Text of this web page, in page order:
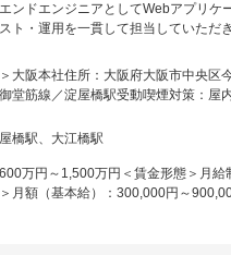
ガードレールの実装による、開発ス
ティ統制の実現
魅力】
らず、開発の生産性向上を通じて、
用し、大規模な環境で実用化してい
可能
ンドエンジニアとしてWebアプリケ
ト・運用を一貫して担当していただき
開発を中心に、クラウドやコンテナ
用し、品質・性能・拡張性を考慮し
同を重視し、コートレビューやペア
動開発を通じて品質向上と開発効率化
の上流工程やアーキテクチャ設計に
大阪本社住所：大阪府大阪市中央区
堂筋線／淀屋橋駅受動喫煙対策：屋
の定める事業所（リモートワーク含む
橋駅、大江橋駅
万円～1,500万円＜賃金形態＞月給
月額（基本給）：300,000円～